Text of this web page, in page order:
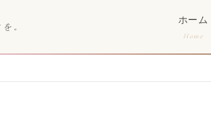
。
ホーム
Home